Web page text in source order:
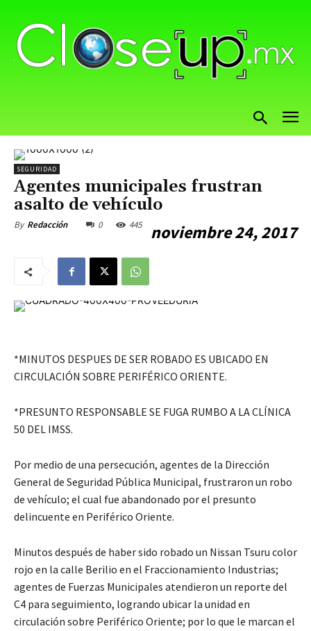
SEGURIDAD
Agentes municipales frustran
asalto de vehículo
By Redacción noviembre 24, 2017
0 445
*MINUTOS DESPUES DE SER ROBADO ES UBICADO EN
CIRCULACIÓN SOBRE PERIFÉRICO ORIENTE.
*PRESUNTO RESPONSABLE SE FUGA RUMBO A LA CLÍNICA
50 DEL IMSS.
Por medio de una persecución, agentes de la Dirección
General de Seguridad Pública Municipal, frustraron un robo
de vehículo; el cual fue abandonado por el presunto
delincuente en Periférico Oriente.
Minutos después de haber sido robado un Nissan Tsuru color
rojo en la calle Berilio en el Fraccionamiento Industrias;
agentes de Fuerzas Municipales atendieron un reporte del
C4 para seguimiento, logrando ubicar la unidad en
circulación sobre Periférico Oriente; por lo que le marcan el